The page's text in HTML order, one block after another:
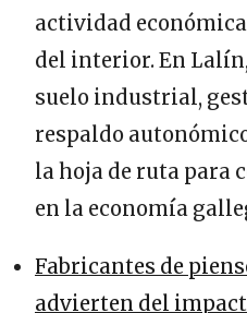
actividad
del interior. En
suelo industrial,
respaldo
la hoja de ruta para
en la economía
Fabricantes de
advierten del